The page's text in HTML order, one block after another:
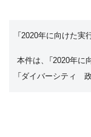
「2020年に向けた実
本件は、「2020年に
「ダイバーシティ